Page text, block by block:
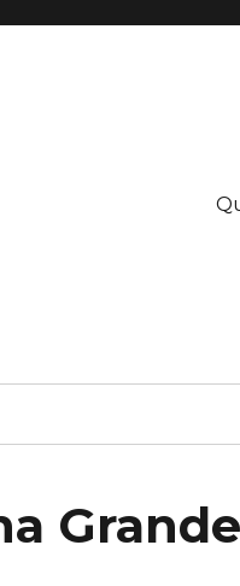
Grande